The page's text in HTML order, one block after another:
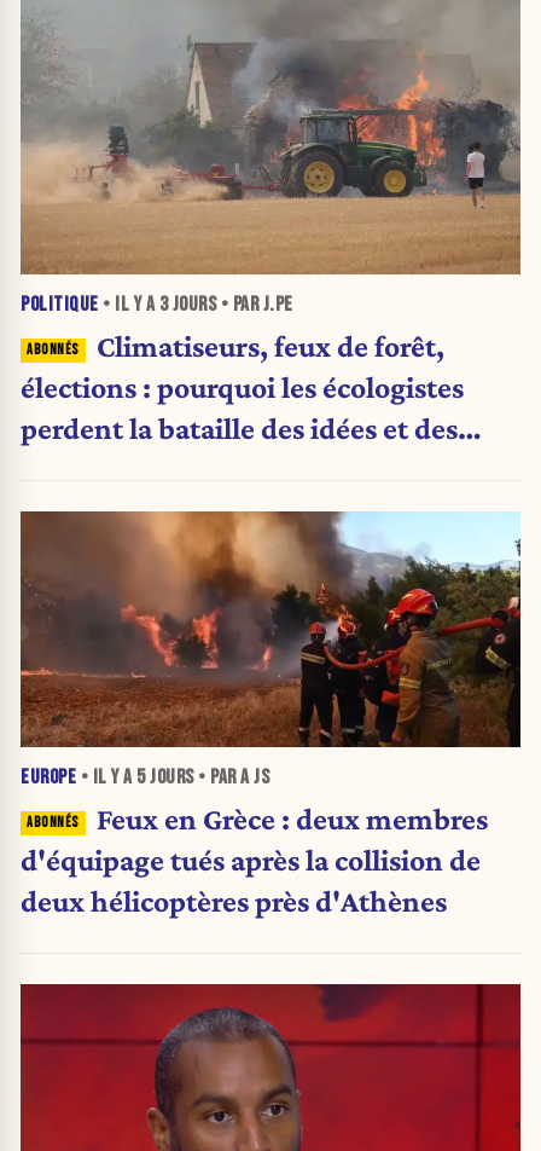
POLITIQUE • IL Y A 3 JOURS• PAR J.PE
Climatiseurs, feux de forêt,
élections : pourquoi les écologistes
perdent la bataille des idées et des
EUROPE • IL Y A 5 JOURS• PAR A JS
Feux en Grèce : deux membres
d'équipage tués après la collision de
deux hélicoptères près d'Athènes